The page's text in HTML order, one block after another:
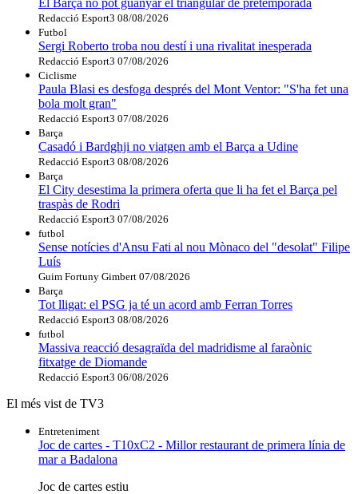
Redacció Esport3 08/08/2026
Futbol
Sergi Roberto troba nou destí i una rivalitat inesperada
Redacció Esport3 07/08/2026
Ciclisme
Paula Blasi es desfoga després del Mont Ventor: "S'ha fet una
bola molt gran"
Redacció Esport3 07/08/2026
Barça
Casadó i Bardghji no viatgen amb el Barça a Udine
Redacció Esport3 08/08/2026
Barça
El City desestima la primera oferta que li ha fet el Barça pel
traspàs de Rodri
Redacció Esport3 07/08/2026
futbol
Sense notícies d'Ansu Fati al nou Mònaco del "desolat" Filipe
Luís
Guim Fortuny Gimbert 07/08/2026
Barça
Tot lligat: el PSG ja té un acord amb Ferran Torres
Redacció Esport3 08/08/2026
futbol
Massiva reacció desagraïda del madridisme al faraònic
fitxatge de Diomande
Redacció Esport3 06/08/2026
El més vist de TV3
Entreteniment
Joc de cartes - T10xC2 - Millor restaurant de primera línia de
mar a Badalona
Joc de cartes estiu